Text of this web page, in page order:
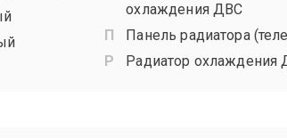
охлаждения ДВС
Панель радиатора
Радиатор охлаждения